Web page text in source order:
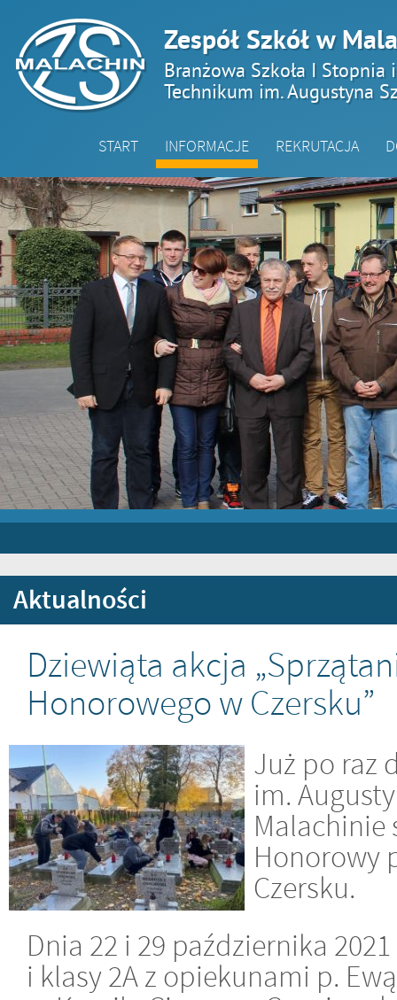
Zespół Szkół w
Branżowa Szkoła I Stopnia
Technikum im. Augustyna
START INFORMACJE REKRUTACJA
Aktualności
Dziewiąta akcja
Honorowego w Czersku”
Już po raz
im.
Malachinie
Honorowy
Czersku.
Dnia 22 i 29 października
i klasy 2A z opiekunami p.